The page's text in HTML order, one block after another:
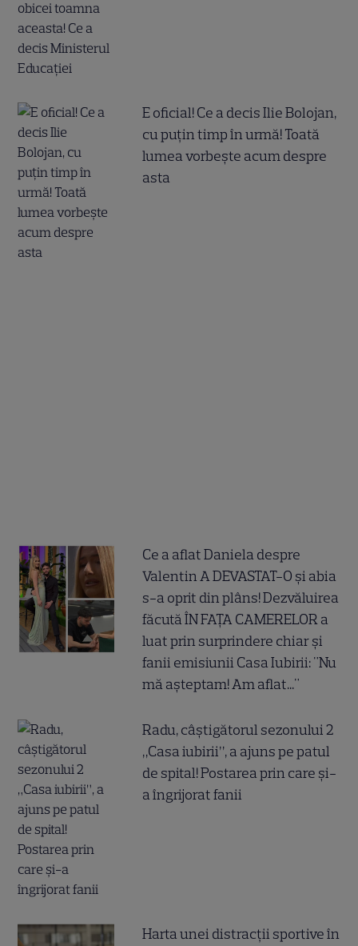
E oficial! Ce a decis Ilie Bolojan,
cu puțin timp în urmă! Toată
lumea vorbește acum despre
asta
Ce a aflat Daniela despre
Valentin A DEVASTAT-O și abia
s-a oprit din plâns! Dezvăluirea
făcută ÎN FAȚA CAMERELOR a
luat prin surprindere chiar și
fanii emisiunii Casa Iubirii: "Nu
mă așteptam! Am aflat..."
Radu, câștigătorul sezonului 2
„Casa iubirii”, a ajuns pe patul
de spital! Postarea prin care și-
a îngrijorat fanii
Harta unei distracții sportive în